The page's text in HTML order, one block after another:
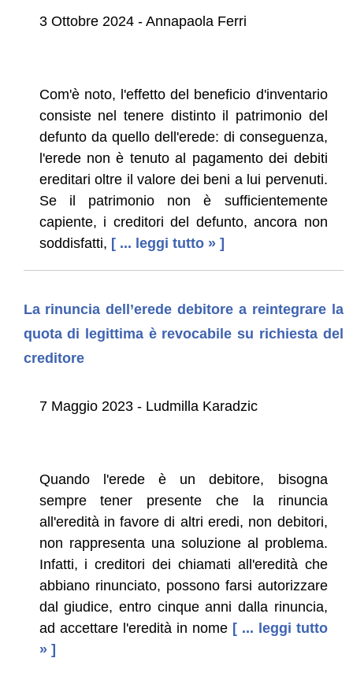
3 Ottobre 2024 - Annapaola Ferri
Com'è noto, l'effetto del beneficio d'inventario
consiste nel tenere distinto il patrimonio del
defunto da quello dell'erede: di conseguenza,
l'erede non è tenuto al pagamento dei debiti
ereditari oltre il valore dei beni a lui pervenuti.
Se il patrimonio non è sufficientemente
capiente, i creditori del defunto, ancora non
soddisfatti, [ ... leggi tutto » ]
La rinuncia dell’erede debitore a reintegrare la
quota di legittima è revocabile su richiesta del
creditore
7 Maggio 2023 - Ludmilla Karadzic
Quando l'erede è un debitore, bisogna
sempre tener presente che la rinuncia
all'eredità in favore di altri eredi, non debitori,
non rappresenta una soluzione al problema.
Infatti, i creditori dei chiamati all'eredità che
abbiano rinunciato, possono farsi autorizzare
dal giudice, entro cinque anni dalla rinuncia,
ad accettare l'eredità in nome [ ... leggi tutto
» ]